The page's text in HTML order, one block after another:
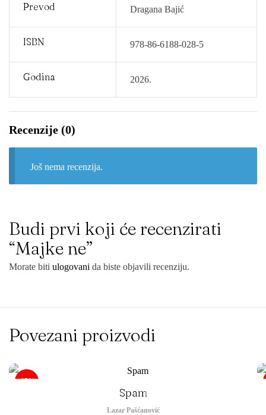
Prevod Dragana Bajić
ISBN 978-86-6188-028-5
Godina 2026.
Recenzije (0)
Još nema recenzija.
Budi prvi koji će recenzirati
“Majke ne”
Morate biti ulogovani da biste objavili recenziju.
Povezani proizvodi
-15%
Spam
Lazar Pašćanović